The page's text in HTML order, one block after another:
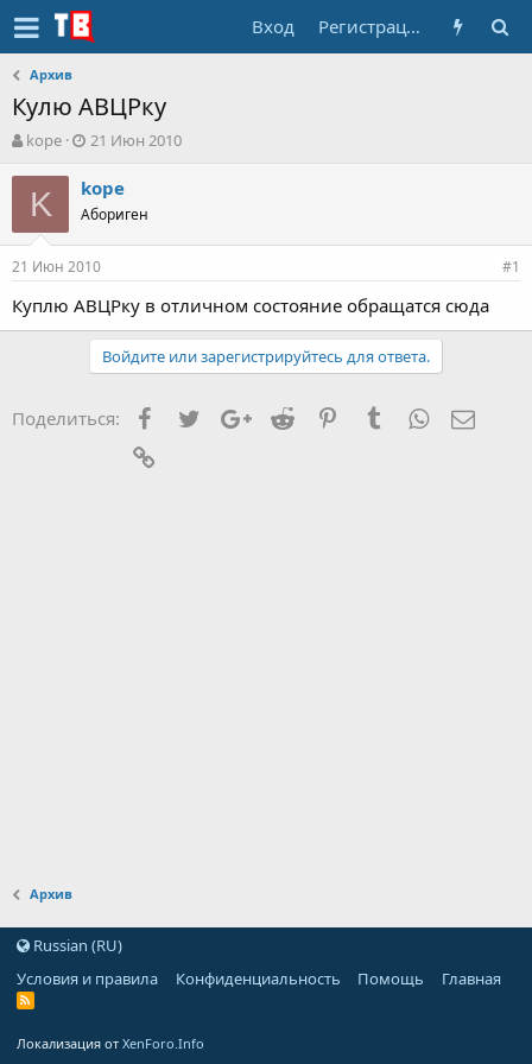
Вход Регистрация
Архив
Кулю АВЦРку
А
т
т
е
ы
kope
Д
т
а
н
а
ч
л
а
21 Июн 2010
K kope
Абориген
21 Июн 2010 #1
Куплю АВЦРку в отличном состояние обращатся сюда
Войдите или зарегистрируйтесь для ответа.
Поделиться: FacebookTwitterGoogle+
Reddit PinterestTumblrWhatsApp
Архив
Russian (RU)
Условия и правила
Конфиденциальность Помощь Главная
Локализация от XenForo.Info